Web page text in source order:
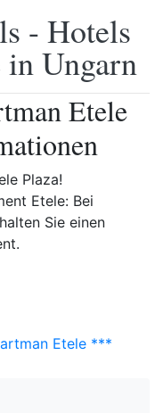
- Hotels
Ungarn
Etele
Plaza!
Etele: Bei
Sie einen
Etele ***